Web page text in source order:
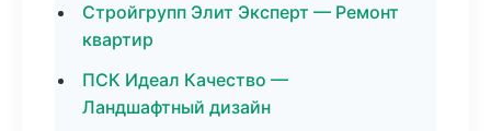
Стройгрупп Элит Эксперт — Ремонт
квартир
ПСК Идеал Качество —
Ландшафтный дизайн